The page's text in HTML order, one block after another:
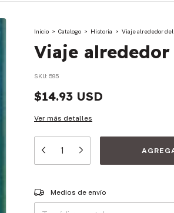
Inicio > Catalogo > Historia > Viaje alrededor
Viaje
SKU: 595
$14.93 USD
Ver más detalles
Entregas para el CP:
Medios de envío